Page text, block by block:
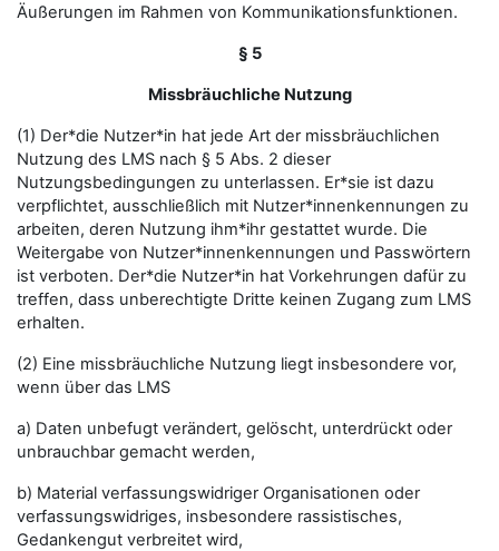
Äußerungen im Rahmen von Kommunikationsfunktionen.
§ 5
Missbräuchliche Nutzung
(1) Der*die Nutzer*in hat jede Art der missbräuchlichen
Nutzung des LMS nach § 5 Abs. 2 dieser
Nutzungsbedingungen zu unterlassen. Er*sie ist dazu
verpflichtet, ausschließlich mit Nutzer*innenkennungen zu
arbeiten, deren Nutzung ihm*ihr gestattet wurde. Die
Weitergabe von Nutzer*innenkennungen und Passwörtern
ist verboten. Der*die Nutzer*in hat Vorkehrungen dafür zu
treffen, dass unberechtigte Dritte keinen Zugang zum LMS
erhalten.
(2) Eine missbräuchliche Nutzung liegt insbesondere vor,
wenn über das LMS
a) Daten unbefugt verändert, gelöscht, unterdrückt oder
unbrauchbar gemacht werden,
b) Material verfassungswidriger Organisationen oder
verfassungswidriges, insbesondere rassistisches,
Gedankengut verbreitet wird,